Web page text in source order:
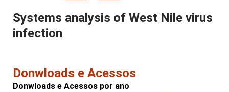
Systems analysis of West Nile virus
infection
Donwloads e Acessos
Donwloads e Acessos por ano